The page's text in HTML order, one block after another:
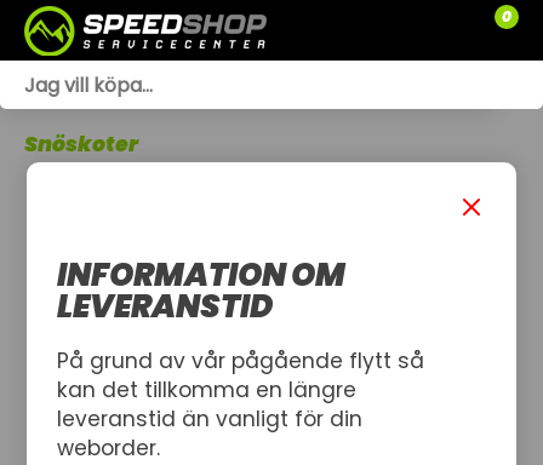
0
SLÄPVAGNAR
Snöskoter
INFORMATION OM
LEVERANSTID
På grund av vår pågående flytt så
kan det tillkomma en längre
leveranstid än vanligt för din
weborder.